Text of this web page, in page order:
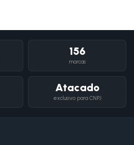
156
marcas
Atacado
exclusivo para CNPJ